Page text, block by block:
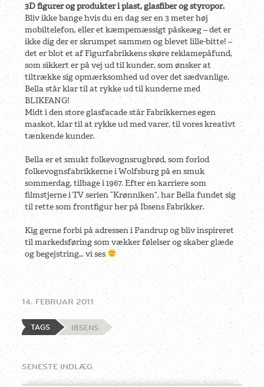
3D figurer og produkter i plast, glasfiber og styropor.
Bliv ikke bange hvis du en dag ser en 3 meter høj
mobiltelefon, eller et kæmpemæssigt påskeæg – det er
ikke dig der er skrumpet sammen og blevet lille-bitte! –
det er blot et af Figurfabrikkens skøre reklamepåfund,
som sikkert er på vej ud til kunder, som ønsker at
tiltrække sig opmærksomhed ud over det sædvanlige.
Bella står klar til at rykke ud til kunderne med
BLIKFANG!
Midt i den store glasfacade står Fabrikkernes egen
maskot, klar til at rykke ud med varer, til vores kreativt
tænkende kunder.
Bella er et smukt folkevognsrugbrød, som forlod
folkevognsfabrikkerne i Wolfsburg på en smuk
sommerdag, tilbage i 1967. Efter en karriere som
filmstjerne i TV serien “Krønniken”, har Bella fundet sig
til rette som frontfigur her på Ibsens Fabrikker.
Kig gerne forbi på adressen i Pandrup og bliv inspireret
til markedsføring som vækker følelser og skaber glæde
og begejstring… vi ses
14. FEBRUAR 2011
TAGS IBSENS
SENESTE INDLÆG